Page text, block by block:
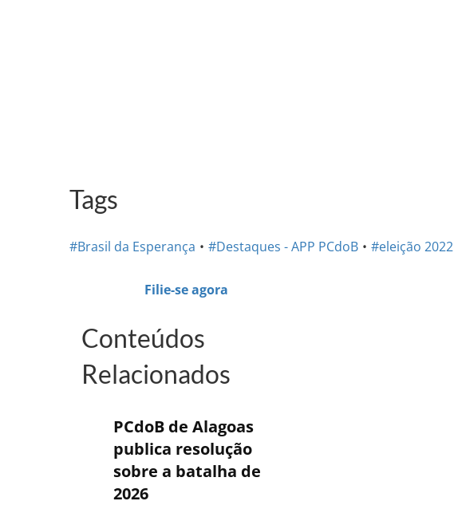
Tags
#Brasil da Esperança #Destaques - APP PCdoB #eleição 2022
Filie-se agora
Conteúdos
Relacionados
PCdoB de Alagoas
publica resolução
sobre a batalha de
2026